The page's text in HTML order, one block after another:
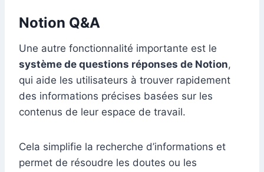
Notion Q&A
Une autre fonctionnalité importante est le
système de questions réponses de Notion,
qui aide les utilisateurs à trouver rapidement
des informations précises basées sur les
contenus de leur espace de travail.
Cela simplifie la recherche d’informations et
permet de résoudre les doutes ou les